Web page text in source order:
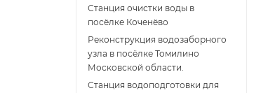
Станция очистки воды в
посёлке Коченёво
Реконструкция водозаборного
узла в посёлке Томилино
Московской области.
Станция водоподготовки для